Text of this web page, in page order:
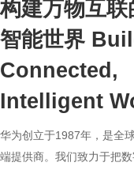
构建万物互联
智能世界
Connected,
Intelligent
华为创立于1987年，是全
端提供商。我们致力于把